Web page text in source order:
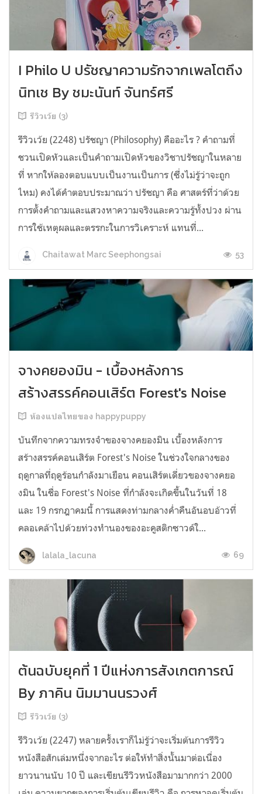
I Philo U ปรัชญาความรักจากเพลโตถึง
นิทเช By ชมะนันท์ จันทร์ศรี
รีวิวเว้ย (3)
รีวิวเว้ย (2248) ปรัชญา (Philosophy) คืออะไร ? คำถามที่
ชวนเปิดหัวและเป็นคำถามเปิดหัวของวิชาปรัชญาในหลาย
ที่ หากให้ลองตอบแบบเป็นงานเป็นการ (ซึ่งไม่รู้ว่าจะถูก
ไหม) คงได้คำตอบประมาณว่า ปรัชญา คือ ศาสตร์ที่ว่าด้วย
การตั้งคำถามและแสวงหาความจริงและความรู้ทั้งปวง ผ่าน
การใช้เหตุผลและตรรกะในการวิเคราะห์ แทนที่...
Chaitawat Marc Seephongsai 53
จางคยองมิน - เบื้องหลังการ
สร้างสรรค์คอนเสิร์ต Forest's Noise
ห้องแปลไทยของ happypuppy
บันทึกจากความทรงจำของจางคยองมิน เบื้องหลังการ
สร้างสรรค์คอนเสิร์ต Forest's Noise ในช่วงใจกลางของ
ฤดูกาลที่ฤดูร้อนกำลังมาเยือน คอนเสิร์ตเดี่ยวของจางคยอ
งมิน ในชื่อ Forest's Noise ที่กำลังจะเกิดขึ้นในวันที่ 18
และ 19 กรกฎาคมนี้ การแสดงท่ามกลางค่ำคืนอันอบอ้าวที่
คลอเคล้าไปด้วยท่วงทำนองของอะคูสติกซาวด์ใ...
lalala_lacuna 69
ต้นฉบับยุคที่ 1 ปีแห่งการสังเกตการณ์
By ภาคิน นิมมานนรวงศ์
รีวิวเว้ย (3)
รีวิวเว้ย (2247) หลายครั้งเราก็ไม่รู้ว่าจะเริ่มต้นการรีวิว
หนังสือสักเล่มหนึ่งจากอะไร ต่อให้ทำสิ่งนั้นมาต่อเนื่อง
ยาวนานนับ 10 ปี และเขียนรีวิวหนังสือมามากกว่า 2000